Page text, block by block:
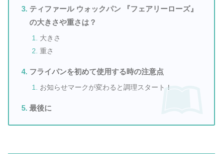
ティファール ウォックパン 『フェアリーローズ』
の大きさや重さは？
大きさ
重さ
フライパンを初めて使用する時の注意点
お知らせマークが変わると調理スタート！
最後に